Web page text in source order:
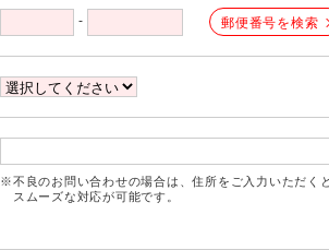
- 郵便番号を検索
※不良のお問い合わせの場合は、住所をご入力いただくと
スムーズな対応が可能です。